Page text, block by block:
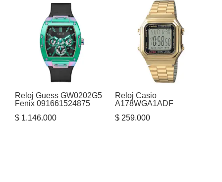
era:
$ 1.254.000.
Reloj Guess GW0202G5
Fenix 091661524875
$ 1.146.000
Reloj Casio
A178WGA1ADF
$259.000